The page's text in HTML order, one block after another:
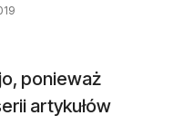
ponieważ
artykułów